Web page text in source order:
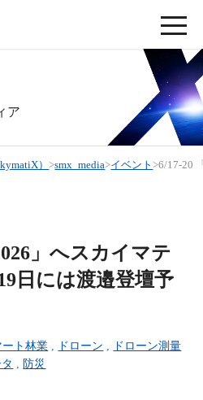
ア
）>smx_media>イベント>6/17-20
」へスカイマテ
日には渡邉登壇予
ート林業 , ドローン ,
ドローン測量
, 防災